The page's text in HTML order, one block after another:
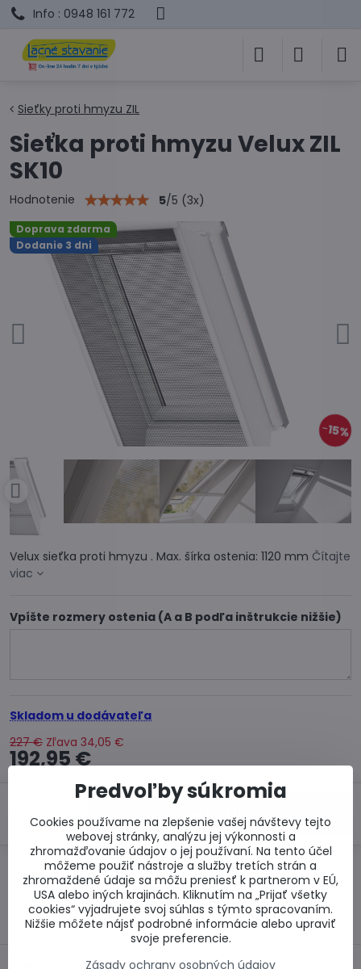
Info : 0948 161 772
Doprava zdarma
Dodanie 3 dni
15%
Sieťky proti hmyzu ZIL
Sieťka proti hmyzu Velux ZIL
SK10
Hodnotenie 5/5 (3x)
Velux sieťka proti hmyzu . Max. šírka ostenia: 1120 mm Čítajte
viac
Vpíšte rozmery ostenia (A a B podľa inštrukcie nižšie)
Skladom u dodávateľa
227 € Zľava 34,05 €
192,95 €
Do košíka
Otázka k produktu Doručenia
Výrobca:
Predvoľby súkromia
Cookies používame na zlepšenie vašej návštevy tejto
webovej stránky, analýzu jej výkonnosti a
zhromažďovanie údajov o jej používaní. Na tento účel
môžeme použiť nástroje a služby tretích strán a
zhromaždené údaje sa môžu preniesť k partnerom v EÚ,
USA alebo iných krajinách. Kliknutím na „Prijať všetky
cookies“ vyjadrujete svoj súhlas s týmto spracovaním.
Nižšie môžete nájsť podrobné informácie alebo upraviť
svoje preferencie.
Zásady ochrany osobných údajov